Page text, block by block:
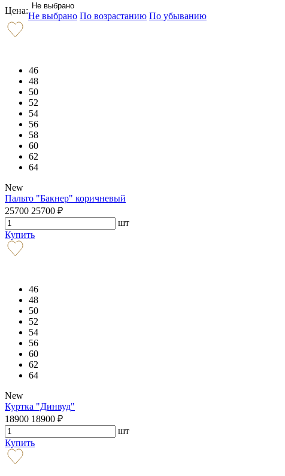
Цена: Не выбрано
Не выбрано По возрастанию По убыванию
46
48
50
52
54
56
58
60
62
64
New
Пальто "Бакнер" коричневый
25700 25700 ₽
шт
Купить
46
48
50
52
54
56
60
62
64
New
Куртка "Динвуд"
18900 18900 ₽
шт
Купить